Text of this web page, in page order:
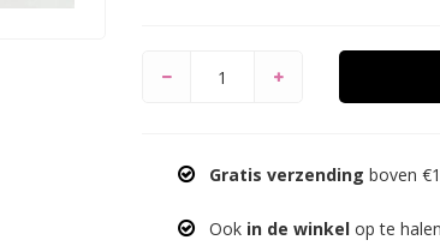
Gratis verzending boven
Ook in de winkel op te halen